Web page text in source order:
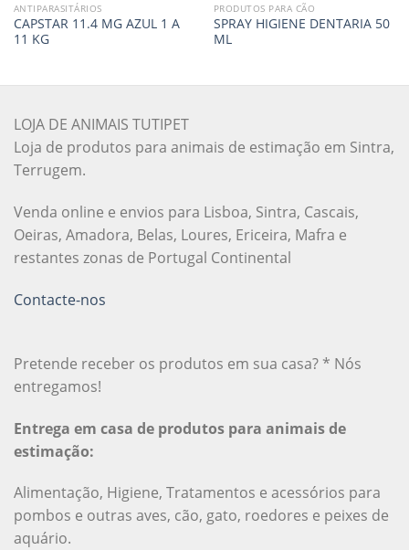
ANTIPARASITÁRIOS
CAPSTAR 11.4 MG AZUL 1 A
11 KG
PRODUTOS PARA CÃO
SPRAY HIGIENE DENTARIA 50
ML
LOJA DE ANIMAIS TUTIPET
Loja de produtos para animais de estimação em Sintra,
Terrugem.
Venda online e envios para Lisboa, Sintra, Cascais,
Oeiras, Amadora, Belas, Loures, Ericeira, Mafra e
restantes zonas de Portugal Continental
Contacte-nos
Pretende receber os produtos em sua casa? * Nós
entregamos!
Entrega em casa de produtos para animais de
estimação:
Alimentação, Higiene, Tratamentos e acessórios para
pombos e outras aves, cão, gato, roedores e peixes de
aquário.